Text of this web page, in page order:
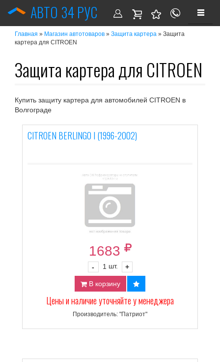
АВТО 34 РУС
Главная » Магазин автотоваров » Защита картера » Защита
картера для CITROEN
Защита картера для CITROEN
Купить защиту картера для автомобилей CITROEN в
Волгограде
CITROEN BERLINGO I (1996-2002)
1683
- 1 шт. +
В корзину
Цены и наличие уточняйте у менеджера
Производитель: "Патриот"